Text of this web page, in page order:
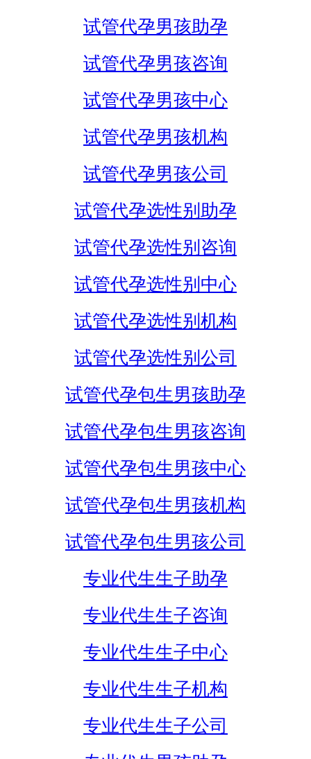
试管代孕男孩助孕
试管代孕男孩咨询
试管代孕男孩中心
试管代孕男孩机构
试管代孕男孩公司
试管代孕选性别助孕
试管代孕选性别咨询
试管代孕选性别中心
试管代孕选性别机构
试管代孕选性别公司
试管代孕包生男孩助孕
试管代孕包生男孩咨询
试管代孕包生男孩中心
试管代孕包生男孩机构
试管代孕包生男孩公司
专业代生生子助孕
专业代生生子咨询
专业代生生子中心
专业代生生子机构
专业代生生子公司